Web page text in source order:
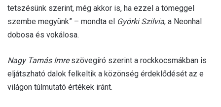
tetszésünk szerint, még akkor is, ha ezzel a tömeggel
szembe megyünk” – mondta el Györki Szilvia, a Neonhal
dobosa és vokálosa.
Nagy Tamás Imreszövegíró szerint a rockkocsmákban is
eljátszható dalok felkeltik a közönség érdeklődését az e
világon túlmutató értékek iránt.